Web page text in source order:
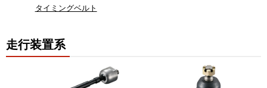
タイミングベルト
走行装置系